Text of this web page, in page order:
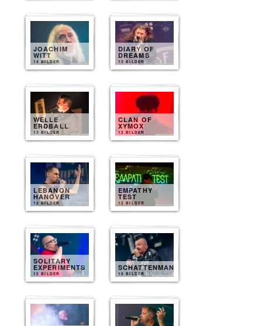
JOACHIM
WITT
14 BILDER
DIARY OF
DREAMS
13 BILDER
WELLE
ERDBALL
13 BILDER
CLAN OF
XYMOX
12 BILDER
LEBANON
HANOVER
12 BILDER
EMPATHY
TEST
12 BILDER
SOLITARY
EXPERIMENTS
12 BILDER
SCHATTENMANN
10 BILDER